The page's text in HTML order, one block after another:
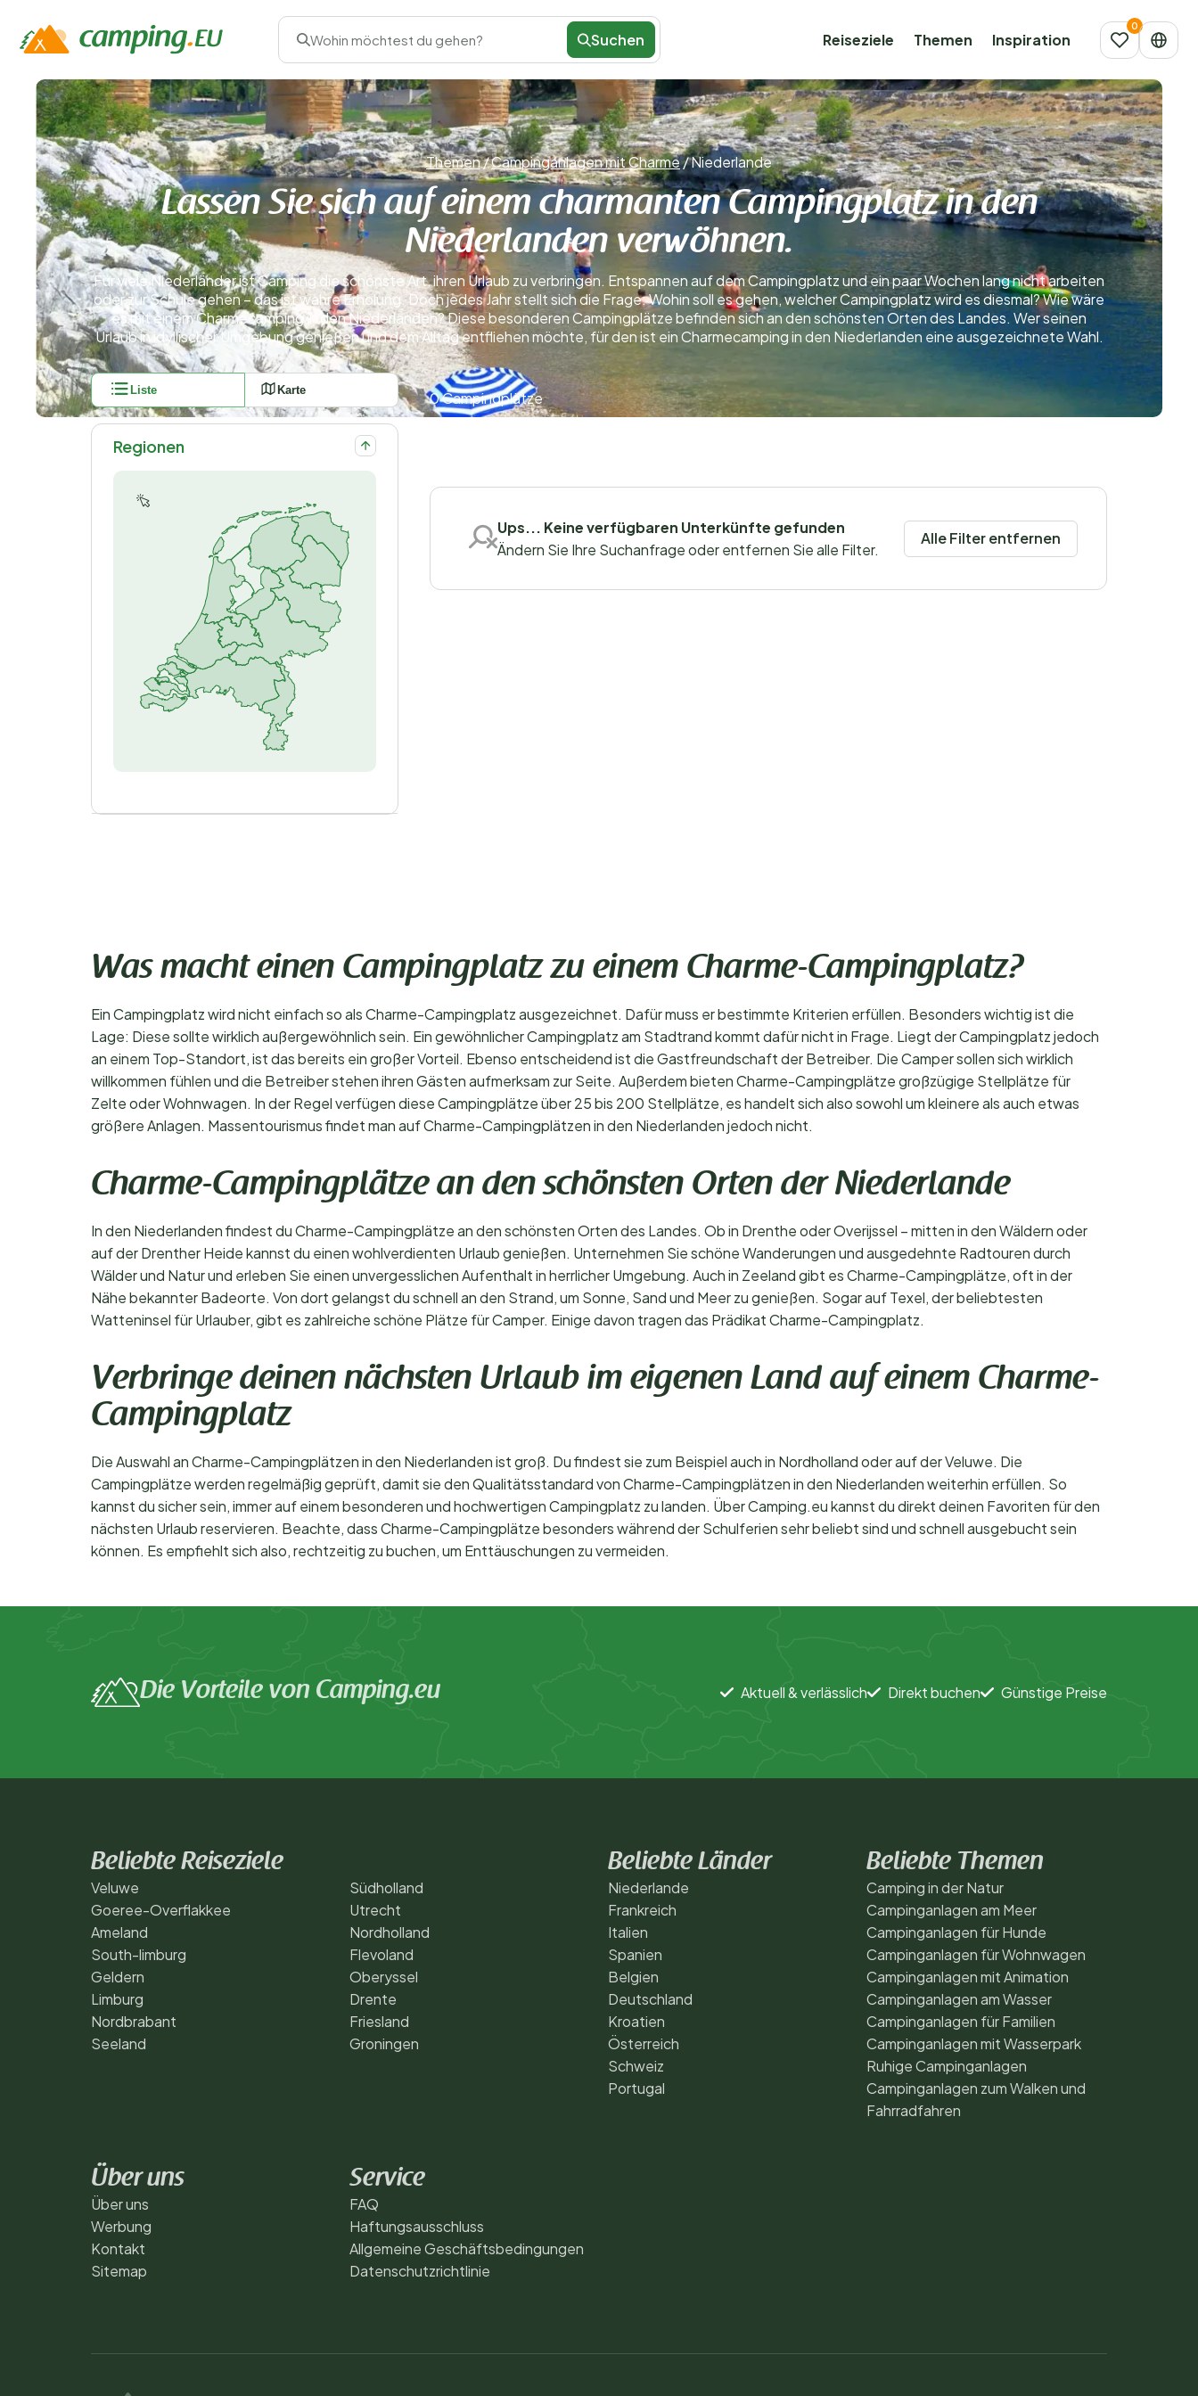
Wohin möchtest du gehen? Suchen Reiseziele Themen Inspiration
Themen/Campinganlagen mit Charme/Niederlande
Lassen Sie sich auf einem charmanten Campingplatz in den
Niederlanden verwöhnen.
Für viele Niederländer ist Camping die schönste Art, ihren Urlaub zu verbringen. Entspannen auf dem Campingplatz und ein paar Wochen lang nicht arbeiten
oder zur Schule gehen – das ist wahre Erholung. Doch jedes Jahr stellt sich die Frage: Wohin soll es gehen, welcher Campingplatz wird es diesmal? Wie wäre
es mit einem Charmecamping in den Niederlanden? Diese besonderen Campingplätze befinden sich an den schönsten Orten des Landes. Wer seinen
Urlaub in idyllischer Umgebung genießen und dem Alltag entfliehen möchte, für den ist ein Charmecamping in den Niederlanden eine ausgezeichnete Wahl.
Liste Karte
Regionen
0 Campingplätze
Ups... Keine verfügbaren Unterkünfte gefunden
Ändern Sie Ihre Suchanfrage oder entfernen Sie alle Filter.
Alle Filter entfernen
Was macht einen Campingplatz zu einem Charme-Campingplatz?
Ein Campingplatz wird nicht einfach so als Charme-Campingplatz ausgezeichnet. Dafür muss er bestimmte Kriterien erfüllen. Besonders wichtig ist die
Lage: Diese sollte wirklich außergewöhnlich sein. Ein gewöhnlicher Campingplatz am Stadtrand kommt dafür nicht in Frage. Liegt der Campingplatz jedoch
an einem Top-Standort, ist das bereits ein großer Vorteil. Ebenso entscheidend ist die Gastfreundschaft der Betreiber. Die Camper sollen sich wirklich
willkommen fühlen und die Betreiber stehen ihren Gästen aufmerksam zur Seite. Außerdem bieten Charme-Campingplätze großzügige Stellplätze für
Zelte oder Wohnwagen. In der Regel verfügen diese Campingplätze über 25 bis 200 Stellplätze, es handelt sich also sowohl um kleinere als auch etwas
größere Anlagen. Massentourismus findet man auf Charme-Campingplätzen in den Niederlanden jedoch nicht.
Charme-Campingplätze an den schönsten Orten der Niederlande
In den Niederlanden findest du Charme-Campingplätze an den schönsten Orten des Landes. Ob in Drenthe oder Overijssel – mitten in den Wäldern oder
auf der Drenther Heide kannst du einen wohlverdienten Urlaub genießen. Unternehmen Sie schöne Wanderungen und ausgedehnte Radtouren durch
Wälder und Natur und erleben Sie einen unvergesslichen Aufenthalt in herrlicher Umgebung. Auch in Zeeland gibt es Charme-Campingplätze, oft in der
Nähe bekannter Badeorte. Von dort gelangst du schnell an den Strand, um Sonne, Sand und Meer zu genießen. Sogar auf Texel, der beliebtesten
Watteninsel für Urlauber, gibt es zahlreiche schöne Plätze für Camper. Einige davon tragen das Prädikat Charme-Campingplatz.
Verbringe deinen nächsten Urlaub im eigenen Land auf einem Charme-
Campingplatz
Die Auswahl an Charme-Campingplätzen in den Niederlanden ist groß. Du findest sie zum Beispiel auch in Nordholland oder auf der Veluwe. Die
Campingplätze werden regelmäßig geprüft, damit sie den Qualitätsstandard von Charme-Campingplätzen in den Niederlanden weiterhin erfüllen. So
kannst du sicher sein, immer auf einem besonderen und hochwertigen Campingplatz zu landen. Über Camping.eu kannst du direkt deinen Favoriten für den
nächsten Urlaub reservieren. Beachte, dass Charme-Campingplätze besonders während der Schulferien sehr beliebt sind und schnell ausgebucht sein
können. Es empfiehlt sich also, rechtzeitig zu buchen, um Enttäuschungen zu vermeiden.
Die Vorteile von Camping.eu Aktuell & verlässlich Direkt buchen Günstige Preise
Beliebte Reiseziele
Veluwe
Goeree-Overflakkee
Ameland
South-limburg
Geldern
Limburg
Nordbrabant
Seeland
Südholland
Utrecht
Nordholland
Flevoland
Oberyssel
Drente
Friesland
Groningen
Beliebte Länder
Niederlande
Frankreich
Italien
Spanien
Belgien
Deutschland
Kroatien
Österreich
Schweiz
Portugal
Beliebte Themen
Camping in der Natur
Campinganlagen am Meer
Campinganlagen für Hunde
Campinganlagen für Wohnwagen
Campinganlagen mit Animation
Campinganlagen am Wasser
Campinganlagen für Familien
Campinganlagen mit Wasserpark
Ruhige Campinganlagen
Campinganlagen zum Walken und
Fahrradfahren
Über uns
Über uns
Werbung
Kontakt
Sitemap
Service
FAQ
Haftungsausschluss
Allgemeine Geschäftsbedingungen
Datenschutzrichtlinie